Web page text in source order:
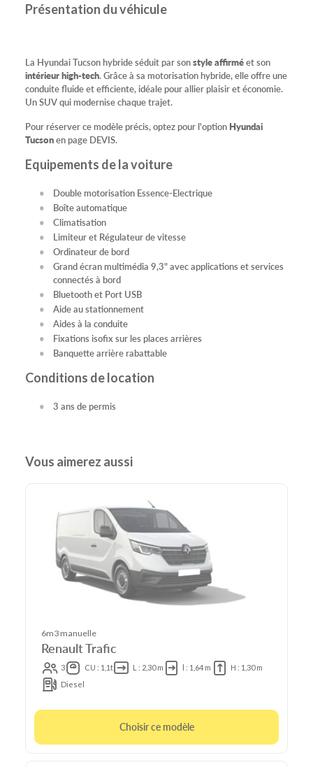
Présentation du véhicule
La Hyundai Tucson hybride séduit par sonstyle affirméet son
intérieur high-tech. Grâce à sa motorisation hybride, elle offre une
conduite fluide et efficiente, idéale pour allier plaisir et économie.
Un SUV qui modernise chaque trajet.
Pour réserver ce modèle précis, optez pour l'option Hyundai
Tucsonen page DEVIS.
Equipements de la voiture
Double motorisation Essence-Electrique
Boîte automatique
Climatisation
Limiteur et Régulateur de vitesse
Ordinateur de bord
Grand écran multimédia 9,3" avec applications et services
connectés à bord
Bluetooth et Port USB
Aide au stationnement
Aides à la conduite
Fixations isofix sur les places arrières
Banquette arrière rabattable
Conditions de location
3 ans de permis
Vous aimerez aussi
6m3 manuelle
Renault Trafic
3 CU : 1,1t L : 2,30 m l : 1,64 m
H : 1,30 m
Diesel
Choisir ce modèle